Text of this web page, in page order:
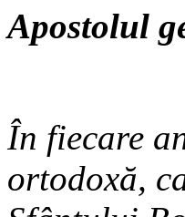
Apostolul
În fiecare
ortodoxă,